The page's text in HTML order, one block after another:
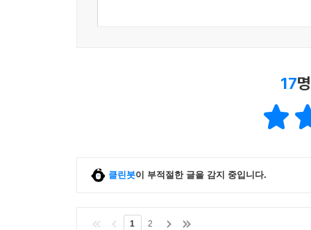
17
클린봇이 부적절한 글을 감지 중입니다.
1 2